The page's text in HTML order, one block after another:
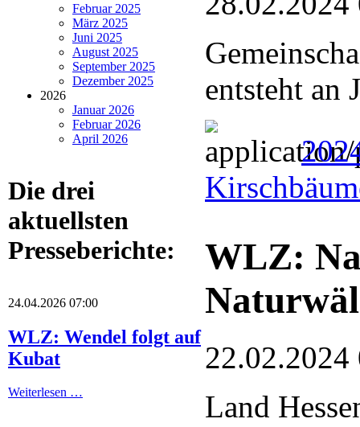
Februar 2025
März 2025
Juni 2025
August 2025
September 2025
Dezember 2025
2026
Januar 2026
Februar 2026
April 2026
Die drei
aktuellsten
Presseberichte:
24.04.2026 07:00
WLZ: Wendel folgt auf
Kubat
Weiterlesen …
entsteht an
WLZ:
22.02.2024
Land